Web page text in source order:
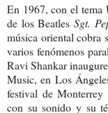
En 1967, con el tema
de los Beatles Sgt.
música oriental cobra
varios fenómenos
Ravi Shankar
Music, en Los
festival de Monterrey
con su sonido y su